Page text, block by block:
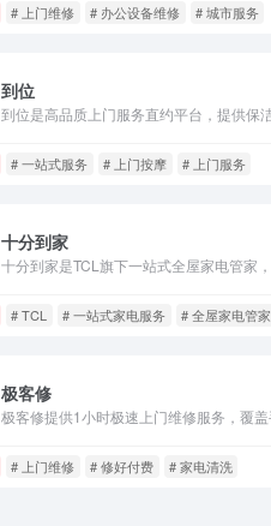
# 上门维修 # 办公设备维修 # 城市服务
到位
# 一站式服务 # 上门按摩 # 上门服务
十分到家
# TCL # 一站式家电服务 # 全屋家电管家
极客修
# 上门维修 # 修好付费 # 家电清洗